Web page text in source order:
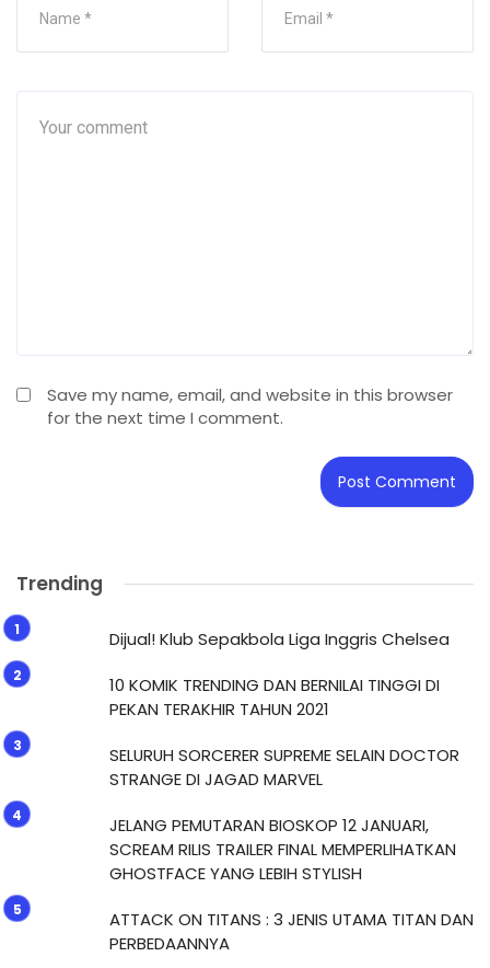
Save my name, email, and website in this browser
for the next time I comment.
Trending
Dijual! Klub Sepakbola Liga Inggris Chelsea
10 KOMIK TRENDING DAN BERNILAI TINGGI DI
PEKAN TERAKHIR TAHUN 2021
SELURUH SORCERER SUPREME SELAIN DOCTOR
STRANGE DI JAGAD MARVEL
JELANG PEMUTARAN BIOSKOP 12 JANUARI,
SCREAM RILIS TRAILER FINAL MEMPERLIHATKAN
GHOSTFACE YANG LEBIH STYLISH
ATTACK ON TITANS : 3 JENIS UTAMA TITAN DAN
PERBEDAANNYA